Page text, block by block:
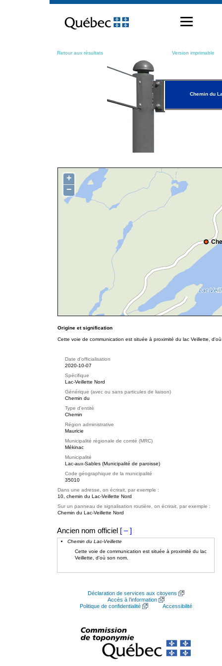
contenu
Retour aux résultats Version imprimable
Chemin du
+
−
Origine et signification
Cette voie de communication est située à proximité du lac Veillette,
Date d'officialisation
2020-10-07
Spécifique
Lac-Veillette Nord
Générique (avec ou sans particules de liaison)
Chemin du
Type d'entité
Chemin
Région administrative
Mauricie
Municipalité régionale de comté (MRC)
Mékinac
Municipalité
Lac-aux-Sables (Municipalité de paroisse)
Code géographique de la municipalité
35010
Dans une adresse, on écrirait, par exemple :
10, chemin du Lac-Veillette Nord
Sur un panneau de signalisation routière, on écrirait, par exemple :
Chemin du Lac-Veillette Nord
Ancien nom officiel [ – ]
Chemin du Lac-Veillette
Cette voie de communication est située à proximité du lac
Veillette, d'où son nom.
Déclaration de services aux citoyens
Accès à l’information
Politique de confidentialité
Accessibilité